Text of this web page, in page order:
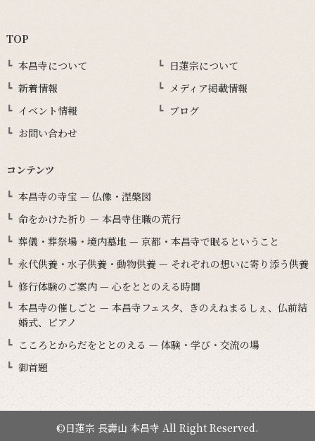
TOP
本昌寺について
日蓮宗について
新着情報
メディア掲載情報
イベント情報
ブログ
お問い合わせ
コンテンツ
本昌寺の寺宝 — 仏像・涅槃図
命をかけた祈り — 本昌寺住職の荒行
葬儀・葬祭場・境内墓地 — 京都・本昌寺で眠るということ
永代供養・水子供養・動物供養 — それぞれの想いに寄り添う供養
修行体験のご案内 — 心をととのえる時間
本昌寺の催しごと — 本昌寺フェスタ、きのえねまるしぇ、仏前結
婚式、ピアノ
こころとからだをととのえる — 体験・学び・交流の場
御首題
©日蓮宗 長壽山 本昌寺 All Right Reserved.